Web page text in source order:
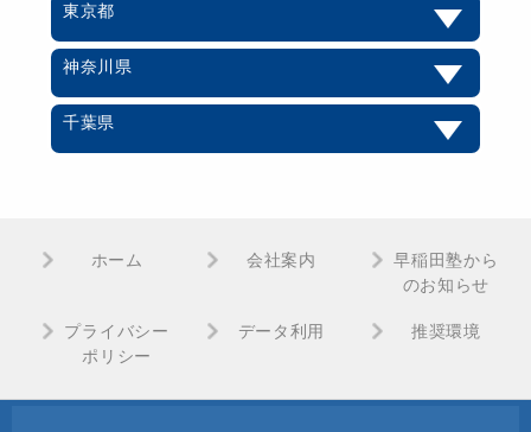
東京都
神奈川県
千葉県
ホーム 会社案内
早稲田塾から
のお知らせ
プライバシー
ポリシー
データ利用 推奨環境